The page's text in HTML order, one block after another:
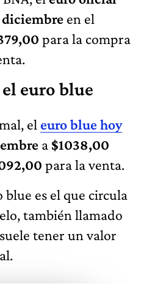
diciembre en el
para la compra
euro blue
el euro blue hoy
a $1038,00
para la venta.
es el que circula
también llamado
tener un valor